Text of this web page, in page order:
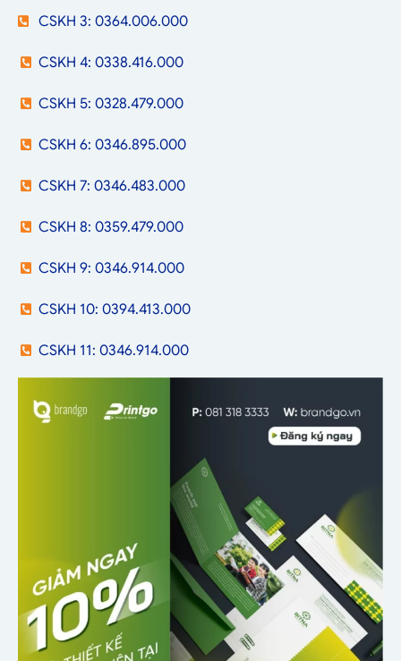
CSKH 3: 0364.006.000
CSKH 4: 0338.416.000
CSKH 5: 0328.479.000
CSKH 6: 0346.895.000
CSKH 7: 0346.483.000
CSKH 8: 0359.479.000
CSKH 9: 0346.914.000
CSKH 10: 0394.413.000
CSKH 11: 0346.914.000